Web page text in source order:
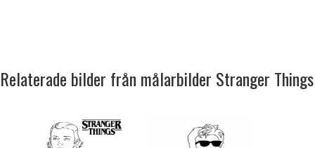
Relaterade bilder från målarbilder Stranger Things